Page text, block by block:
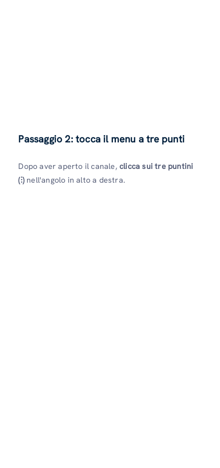
Passaggio 2: tocca il menu a tre punti
Dopo aver aperto il canale, clicca sui tre puntini
(⫶) nell'angolo in alto a destra.